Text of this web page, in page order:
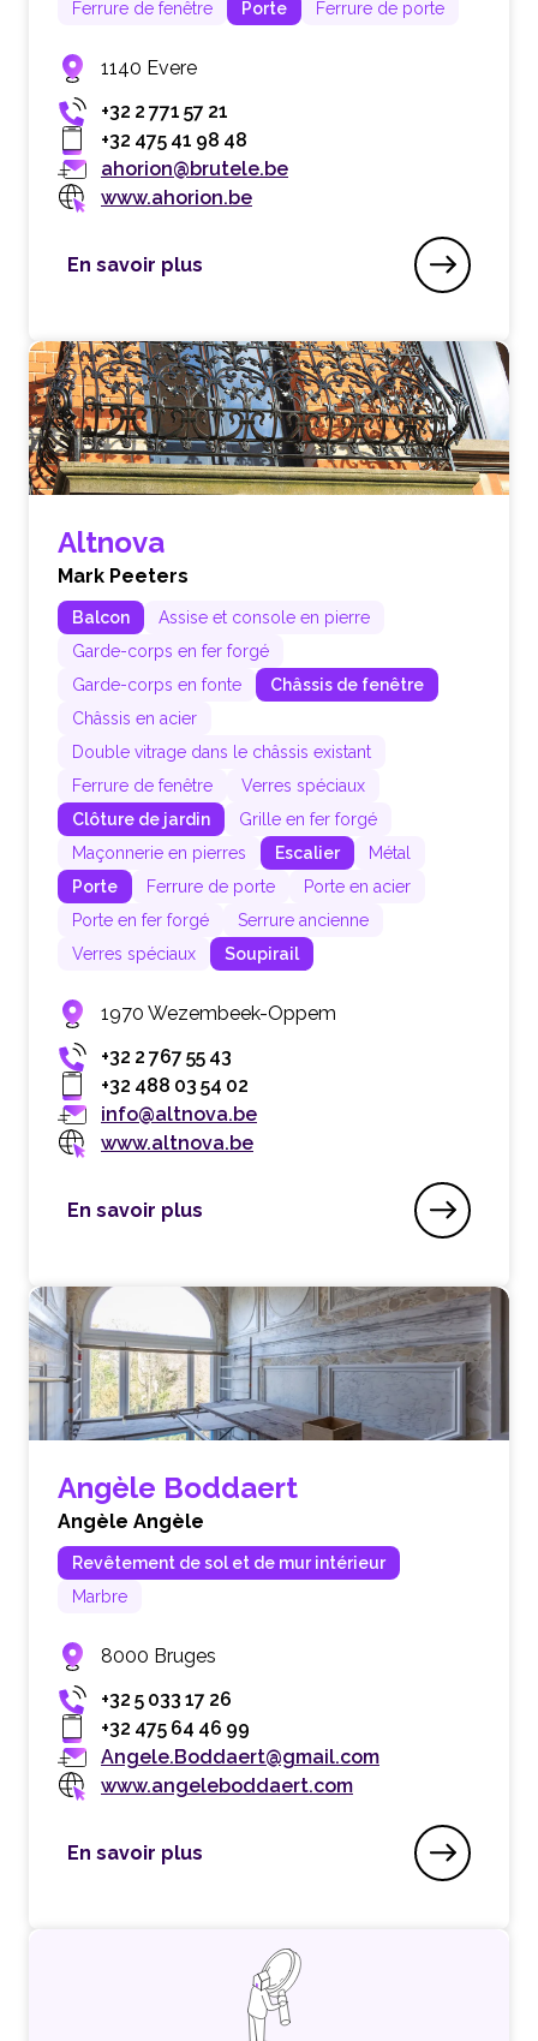
Ferrure de fenêtre Porte Ferrure de porte
1140 Evere
+32 2 771 57 21
+32 475 41 98 48
ahorion@brutele.be
www.ahorion.be
En savoir plus
Ahorion
Altnova
Mark Peeters
Balcon
Assise et console en pierre
Garde-corps en fer forgé
Garde-corps en fonte
Châssis de fenêtre
Châssis en acier
Double vitrage dans le châssis existant
Ferrure de fenêtre
Verres spéciaux
Clôture de jardin
Grille en fer forgé
Maçonnerie en pierres
Escalier
Métal
Porte
Ferrure de porte
Porte en acier
Porte en fer forgé
Serrure ancienne
Verres spéciaux
Soupirail
1970 Wezembeek-Oppem
+32 2 767 55 43
+32 488 03 54 02
info@altnova.be
www.altnova.be
En savoir plus
Altnova
Angèle Boddaert
Angèle Angèle
Revêtement de sol et de mur intérieur
Marbre
8000 Bruges
+32 5 033 17 26
+32 475 64 46 99
Angele.Boddaert@gmail.com
www.angeleboddaert.com
En savoir plus
Angèle Boddaert